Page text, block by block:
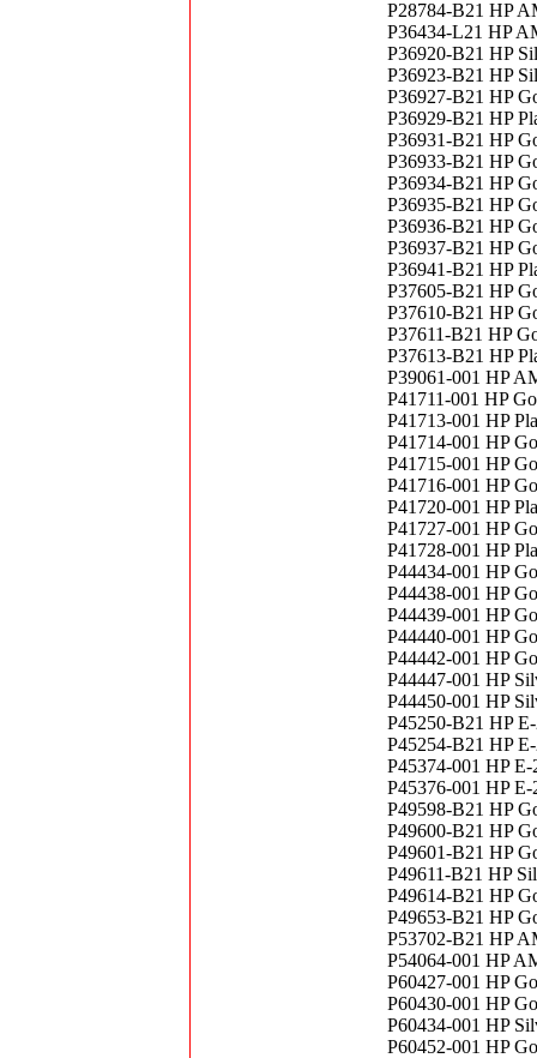
P28784-B21 HP
P36434-L21 HP
P36920-B21 HP
P36923-B21 HP
P36927-B21 HP
P36929-B21 HP
P36931-B21 HP
P36933-B21 HP
P36934-B21 HP
P36935-B21 HP
P36936-B21 HP
P36937-B21 HP
P36941-B21 HP
P37605-B21 HP
P37610-B21 HP
P37611-B21 HP
P37613-B21 HP
P39061-001 HP
P41711-001 HP
P41713-001 HP
P41714-001 HP
P41715-001 HP
P41716-001 HP
P41720-001 HP
P41727-001 HP
P41728-001 HP
P44434-001 HP
P44438-001 HP
P44439-001 HP
P44440-001 HP
P44442-001 HP
P44447-001 HP
P44450-001 HP
P45250-B21 HP
P45254-B21 HP
P45374-001 HP
P45376-001 HP
P49598-B21 HP
P49600-B21 HP
P49601-B21 HP
P49611-B21 HP
P49614-B21 HP
P49653-B21 HP
P53702-B21 HP
P54064-001 HP
P60427-001 HP
P60430-001 HP
P60434-001 HP
P60452-001 HP